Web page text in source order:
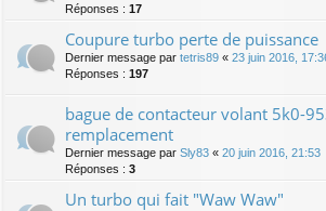
Réponses : 17
Coupure turbo perte de puissance
Dernier message par tetris89 « 23 juin 2016,
Réponses : 197
bague de contacteur volant 5k0-
remplacement
Dernier message par Sly83 « 20 juin 2016, 21:53
Réponses : 3
Un turbo qui fait "Waw Waw"